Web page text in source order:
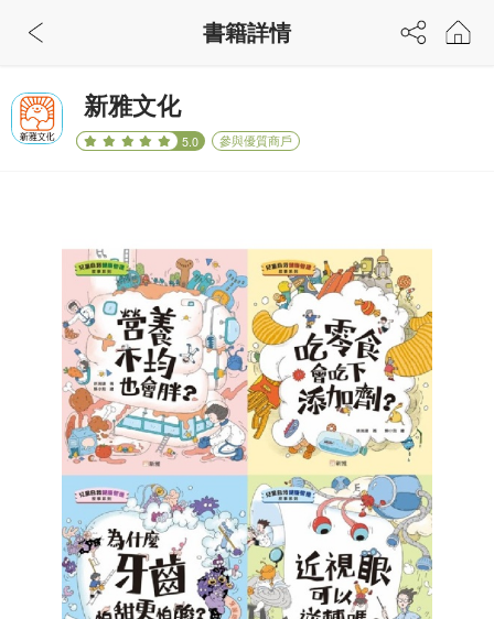
新雅文化
5.0 參與優質商戶
書籍詳情